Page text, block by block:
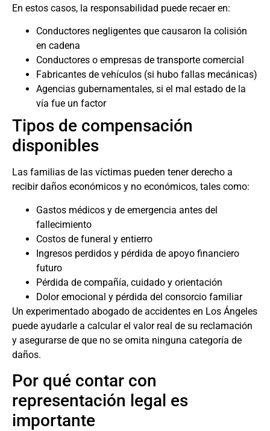
En estos casos, la responsabilidad puede recaer en:
Conductores negligentes que causaron la colisión
en cadena
Conductores o empresas de transporte comercial
Fabricantes de vehículos (si hubo fallas mecánicas)
Agencias gubernamentales, si el mal estado de la
vía fue un factor
Tipos de compensación
disponibles
Las familias de las víctimas pueden tener derecho a
recibir daños económicos y no económicos, tales como:
Gastos médicos y de emergencia antes del
fallecimiento
Costos de funeral y entierro
Ingresos perdidos y pérdida de apoyo financiero
futuro
Pérdida de compañía, cuidado y orientación
Dolor emocional y pérdida del consorcio familiar
Un experimentado abogado de accidentes en Los Ángeles
puede ayudarle a calcular el valor real de su reclamación
y asegurarse de que no se omita ninguna categoría de
daños.
Por qué contar con
representación legal es
importante